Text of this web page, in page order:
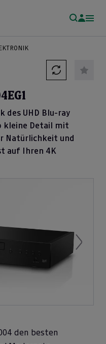
des UHD Blu-ray
kleine Detail mit
Natürlichkeit und
auf Ihren 4K
Next
den besten